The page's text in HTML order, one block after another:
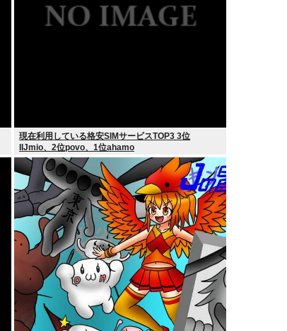
現在利用している格安SIMサービスTOP3 3位
IIJmio、2位povo、1位ahamo